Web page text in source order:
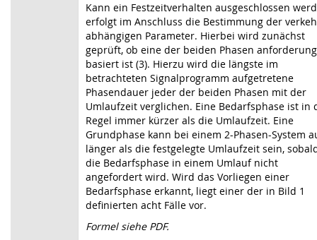
Kann ein Festzeitverhalten ausgeschlossen
erfolgt im Anschluss die Bestimmung der
abhängigen Parameter. Hierbei wird zunächst
geprüft, ob eine der beiden Phasen
basiert ist (3). Hierzu wird die längste im
betrachteten Signalprogramm aufge­tre­tene
Phasendauer jeder der beiden Phasen mit der
Umlaufzeit verglichen. Eine Bedarfsphase ist in
Regel immer kürzer als die Umlaufzeit. Eine
Grundphase kann bei einem 2-Phasen-System
länger als die festgelegte Umlaufzeit sein,
die Bedarfsphase in einem Umlauf nicht
angefordert wird. Wird das Vorliegen einer
Bedarfsphase erkannt, liegt einer der in Bild 1
definierten acht Fälle vor.
Formel siehe PDF.